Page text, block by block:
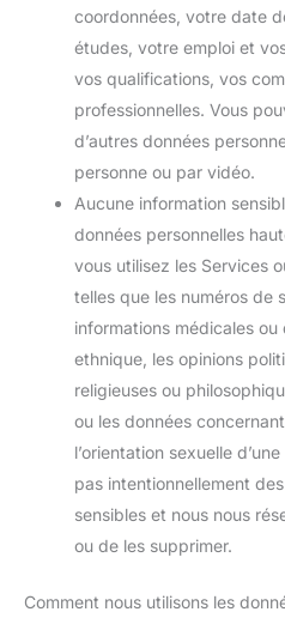
coordonnées, votre date
études, votre emploi et
vos qualifications, vos
professionnelles. Vous
d’autres données
personne ou par vidéo.
Aucune information
données personnelles
vous utilisez les Services
telles que les numéros de
informations médicales ou
ethnique, les opinions
religieuses ou
ou les données
l’orientation sexuelle
pas intentionnellement
sensibles et nous nous
ou de les supprimer.
Comment nous utilisons les